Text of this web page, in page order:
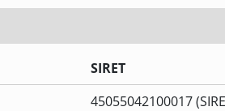
SIRET
45055042100017